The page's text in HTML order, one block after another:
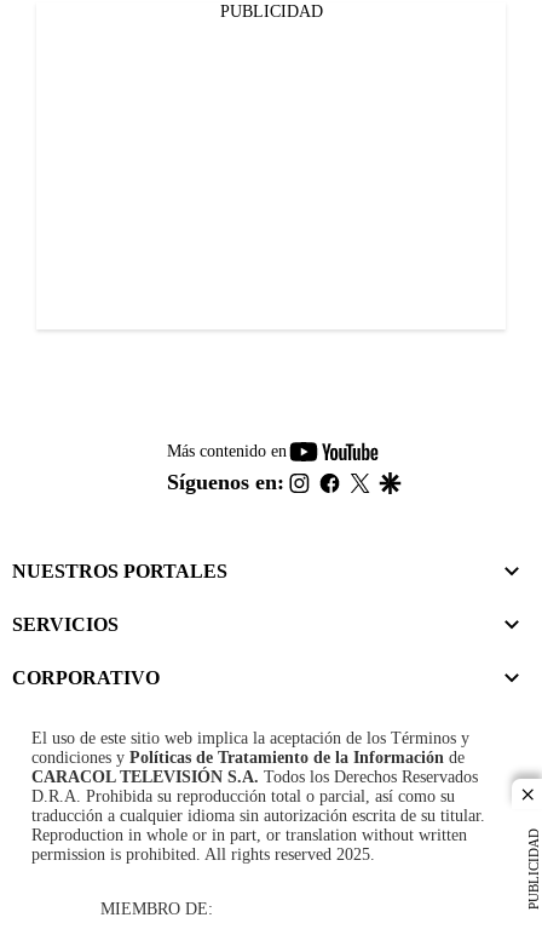
PUBLICIDAD
PUBLICIDAD
Más contenido en
youtube-
footer
Síguenos en: instagram
facebook
twitter
NUESTROS PORTALES
SERVICIOS
CORPORATIVO
El uso de este sitio web implica la aceptación de los Términos y
condiciones y Políticas de Tratamiento de la Información de
CARACOL TELEVISIÓN S.A. Todos los Derechos Reservados
D.R.A. Prohibida su reproducción total o parcial, así como su
traducción a cualquier idioma sin autorización escrita de su titular.
Reproduction in whole or in part, or translation without written
permission is prohibited. All rights reserved 2025.
MIEMBRO DE: